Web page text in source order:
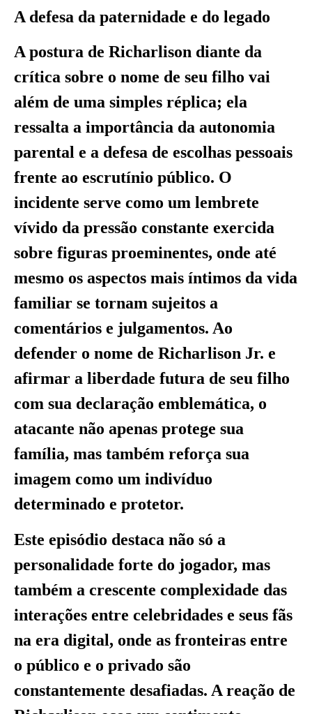
A defesa da paternidade e do legado
A postura de Richarlison diante da
crítica sobre o nome de seu filho vai
além de uma simples réplica; ela
ressalta a importância da autonomia
parental e a defesa de escolhas pessoais
frente ao escrutínio público. O
incidente serve como um lembrete
vívido da pressão constante exercida
sobre figuras proeminentes, onde até
mesmo os aspectos mais íntimos da vida
familiar se tornam sujeitos a
comentários e julgamentos. Ao
defender o nome de Richarlison Jr. e
afirmar a liberdade futura de seu filho
com sua declaração emblemática, o
atacante não apenas protege sua
família, mas também reforça sua
imagem como um indivíduo
determinado e protetor.
Este episódio destaca não só a
personalidade forte do jogador, mas
também a crescente complexidade das
interações entre celebridades e seus fãs
na era digital, onde as fronteiras entre
o público e o privado são
constantemente desafiadas. A reação de